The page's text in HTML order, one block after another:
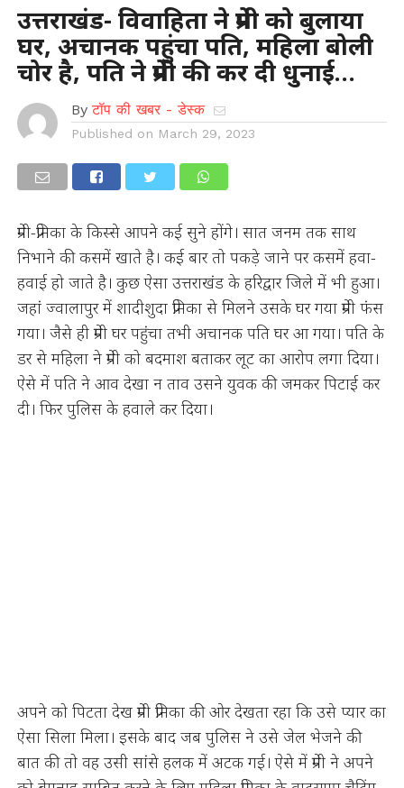
उत्तराखंड- विवाहिता ने प्रेमी को बुलाया
घर, अचानक पहुंचा पति, महिला बोली
चोर है, पति ने प्रेमी की कर दी धुनाई…
By टॉप की खबर - डेस्क
Published on March 29, 2023
प्रेमी-प्रेमिका के किस्से आपने कई सुने होंगे। सात जनम तक साथ
निभाने की कसमें खाते है। कई बार तो पकड़े जाने पर कसमें हवा-
हवाई हो जाते है। कुछ ऐसा उत्तराखंड के हरिद्वार जिले में भी हुआ।
जहां ज्वालापुर में शादीशुदा प्रेमिका से मिलने उसके घर गया प्रेमी फंस
गया। जैसे ही प्रेमी घर पहुंचा तभी अचानक पति घर आ गया। पति के
डर से महिला ने प्रेमी को बदमाश बताकर लूट का आरोप लगा दिया।
ऐसे में पति ने आव देखा न ताव उसने युवक की जमकर पिटाई कर
दी। फिर पुलिस के हवाले कर दिया।
अपने को पिटता देख प्रेमी प्रेमिका की ओर देखता रहा कि उसे प्यार का
ऐसा सिला मिला। इसके बाद जब पुलिस ने उसे जेल भेजने की
बात की तो वह उसी सांसे हलक में अटक गई। ऐसे में प्रेमी ने अपने